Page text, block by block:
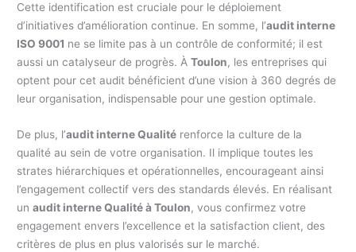
Cette identification est cruciale pour le déploiement
d’initiatives d’amélioration continue. En somme, l’audit interne
ISO 9001 ne se limite pas à un contrôle de conformité; il est
aussi un catalyseur de progrès. ÀToulon, les entreprises qui
optent pour cet audit bénéficient d’une vision à 360 degrés de
leur organisation, indispensable pour une gestion optimale.
De plus, l’audit interne Qualité renforce la culture de la
qualité au sein de votre organisation. Il implique toutes les
strates hiérarchiques et opérationnelles, encourageant ainsi
l’engagement collectif vers des standards élevés. En réalisant
unaudit interne Qualité à Toulon, vous confirmez votre
engagement envers l’excellence et la satisfaction client, des
critères de plus en plus valorisés sur le marché.